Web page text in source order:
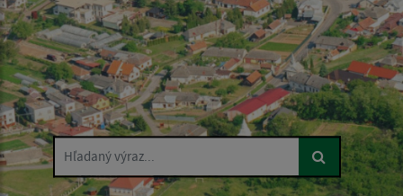
Hľadaný výraz...